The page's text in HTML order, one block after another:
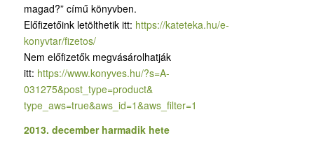
magad?” című könyvben.
Előfizetőink letölthetik itt: https://kateteka.hu/e-
konyvtar/fizetos/
Nem előfizetők megvásárolhatják
itt: https://www.konyves.hu/?s=A-
031275&post_type=product&
type_aws=true&aws_id=1&aws_ filter=1
2013. december harmadik hete